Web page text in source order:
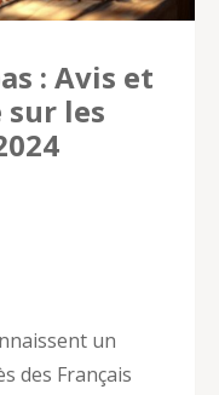
: Avis et
sur les
un
des Français